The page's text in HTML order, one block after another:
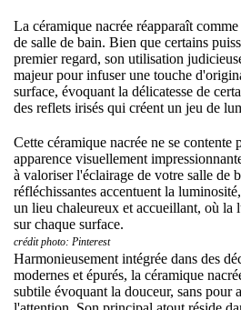
La céramique nacrée réapparaît
de salle de bain. Bien que certains
premier regard, son utilisation
majeur pour infuser une touche
surface, évoquant la délicatesse de
des reflets irisés qui créent un jeu de
Cette céramique nacrée ne se contente
apparence visuellement
à valoriser l'éclairage de votre salle de
réfléchissantes accentuent la
un lieu chaleureux et accueillant, où la
sur chaque surface.
crédit photo: Pinterest
Harmonieusement intégrée dans des
modernes et épurés, la céramique
subtile évoquant la douceur, sans pour